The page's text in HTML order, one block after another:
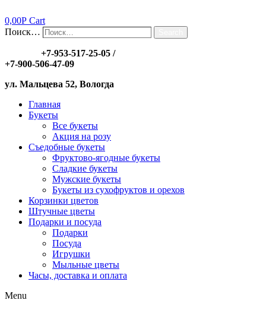
0,00Р Cart
Поиск…
+7-953-517-25-05 /
+7-900-506-47-09
ул. Мальцева 52, Вологда
Главная
Букеты
Все букеты
Акция на розу
Съедобные букеты
Фруктово-ягодные букеты
Сладкие букеты
Мужские букеты
Букеты из сухофруктов и орехов
Корзинки цветов
Штучные цветы
Подарки и посуда
Подарки
Посуда
Игрушки
Мыльные цветы
Часы, доставка и оплата
Menu